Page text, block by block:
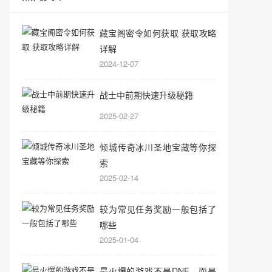
藏宝阁密令如何获取 获取攻略
详解
2024-12-07
战士中前期快速升级秘籍
2025-02-27
倾城传奇冰川圣地宝藏等你探
索
2025-02-14
较为常见任务奖励一般包括了
哪些
2025-01-04